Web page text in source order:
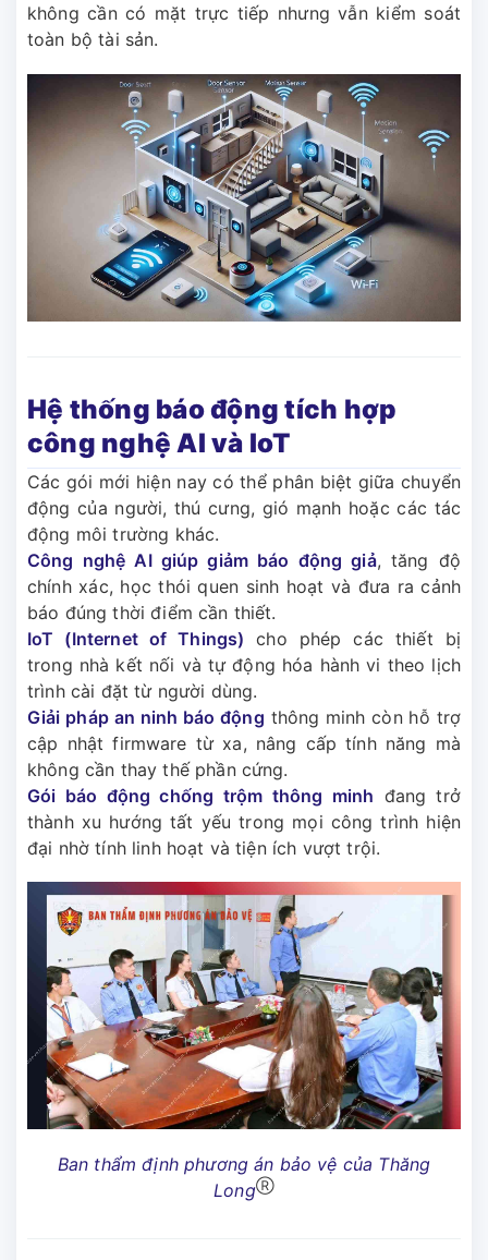
không cần có mặt trực tiếp nhưng vẫn kiểm soát
toàn bộ tài sản.
Hệ thống báo động tích hợp
công nghệ AI và IoT
Các gói mới hiện nay có thể phân biệt giữa chuyển
động của người, thú cưng, gió mạnh hoặc các tác
động môi trường khác.
Công nghệ AI giúp giảm báo động giả, tăng độ
chính xác, học thói quen sinh hoạt và đưa ra cảnh
báo đúng thời điểm cần thiết.
IoT (Internet of Things) cho phép các thiết bị
trong nhà kết nối và tự động hóa hành vi theo lịch
trình cài đặt từ người dùng.
Giải pháp an ninh báo động thông minh còn hỗ trợ
cập nhật firmware từ xa, nâng cấp tính năng mà
không cần thay thế phần cứng.
Gói báo động chống trộm thông minh đang trở
thành xu hướng tất yếu trong mọi công trình hiện
đại nhờ tính linh hoạt và tiện ích vượt trội.
Ban thẩm định phương án bảo vệ của Thăng
LongⓇ